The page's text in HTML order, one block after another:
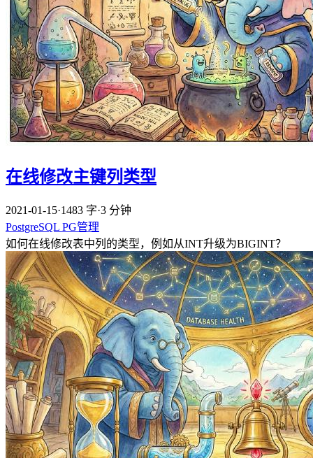
在线修改主键列类型
2021-01-15·1483 字·3 分钟
PostgreSQL PG管理
如何在线修改表中列的类型，例如从INT升级为BIGINT？